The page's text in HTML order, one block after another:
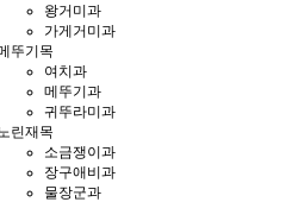
왕거미과
가게거미과
뚜기목
여치과
메뚜기과
귀뚜라미과
노린재목
소금쟁이과
장구애비과
물장군과